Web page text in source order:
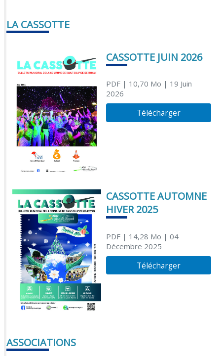
LA CASSOTTE
CASSOTTE JUIN 2026
PDF| 10,70 Mo | 19 Juin
2026
Télécharger
CASSOTTE AUTOMNE
HIVER 2025
PDF| 14,28 Mo | 04
Décembre 2025
Télécharger
ASSOCIATIONS